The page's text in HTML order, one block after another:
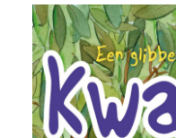
echt een dief? Een vrolijk en spannend avontuur voor kinderen die van
dieren houden!